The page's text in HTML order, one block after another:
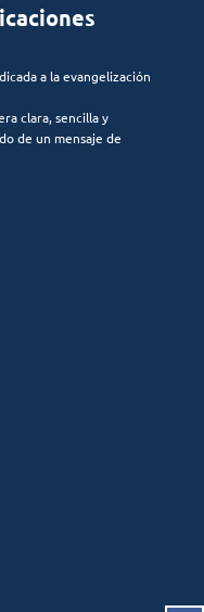
a la evangelización
clara, sencilla y
de un mensaje de